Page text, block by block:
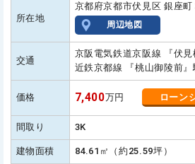
所在地
京都府京都市伏見区 銀座町
周辺地図
交通
京阪電気鉄道京阪線 『伏
近鉄京都線 『桃山御陵前
価格 7,400万円 ローン
間取り 3K
建物面積 84.61㎡（約25.59坪）